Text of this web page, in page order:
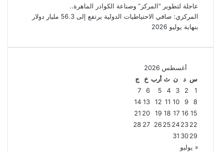
عاجلة لتطوير “المركز” وصناعة الكوادر الماهرة..
المركزي: صافي الاحتياطيات الدولية يرتفع إلى 56.3 مليار دولار
بنهاية يوليو 2026
أغسطس 2026
س د ن ث أرب خ
ج
1
2
3
4
5
6
7
8
9
10
11
12
13
14
15
16
17
18
19
20
21
22
23
24
25
26
27
28
29
30
31
« يوليو